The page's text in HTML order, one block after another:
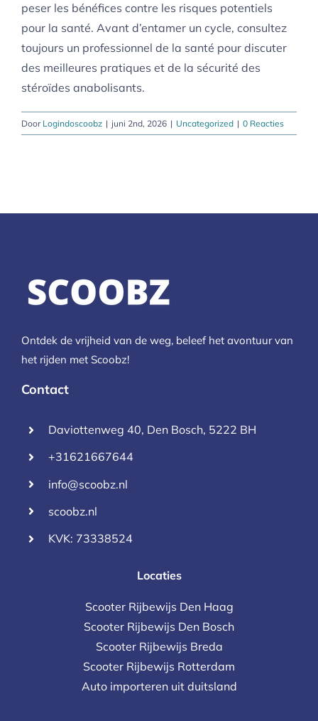
peser les bénéfices contre les risques potentiels
pour la santé. Avant d’entamer un cycle, consultez
toujours un professionnel de la santé pour discuter
des meilleures pratiques et de la sécurité des
stéroïdes anabolisants.
Door Logindoscoobz | juni 2nd, 2026 | Uncategorized | 0 Reacties
Ontdek de vrijheid van de weg, beleef het avontuur van
het rijden met Scoobz!
Contact
Daviottenweg 40, Den Bosch, 5222 BH
+31621667644
info@scoobz.nl
scoobz.nl
KVK: 73338524
Locaties
Scooter Rijbewijs Den Haag
Scooter Rijbewijs Den Bosch
Scooter Rijbewijs Breda
Scooter Rijbewijs Rotterdam
Auto importeren uit duitsland